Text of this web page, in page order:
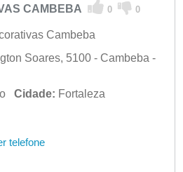
CAMBEBA 0 0
Cambeba
Soares, 5100 - Cambeba -
Cidade: Fortaleza
telefone